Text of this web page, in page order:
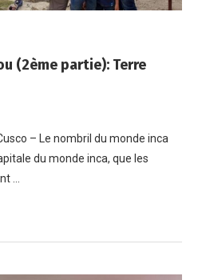
(2ème partie): Terre
– Le nombril du monde inca
du monde inca, que les
…